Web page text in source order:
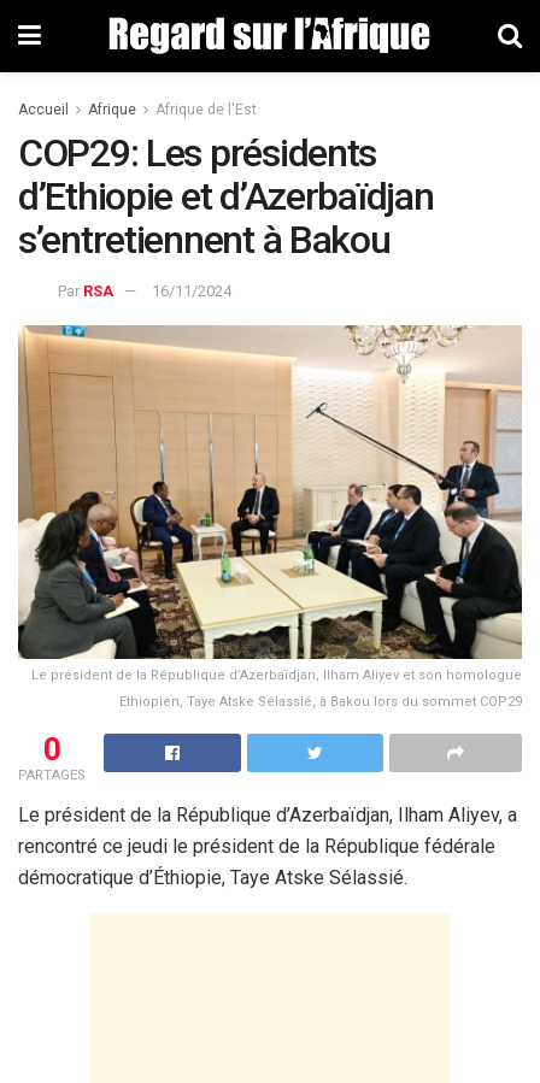
Accueil Afrique Afrique de l'Est
COP29: Les présidents
d’Ethiopie et d’Azerbaïdjan
s’entretiennent à Bakou
Par RSA 16/11/2024
Le président de la République d’Azerbaïdjan, Ilham Aliyev et son homologue
Ethiopien, Taye Atske Sélassié, à Bakou lors du sommet COP29
0
PARTAGES
Le président de la République d’Azerbaïdjan, Ilham Aliyev, a
rencontré ce jeudi le président de la République fédérale
démocratique d’Éthiopie, Taye Atske Sélassié.